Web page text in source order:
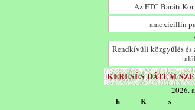
Az FTC Baráti
amoxicillin
Rendkívüli közgyűlés és
KERESÉS DÁTUM
2026.
h K s